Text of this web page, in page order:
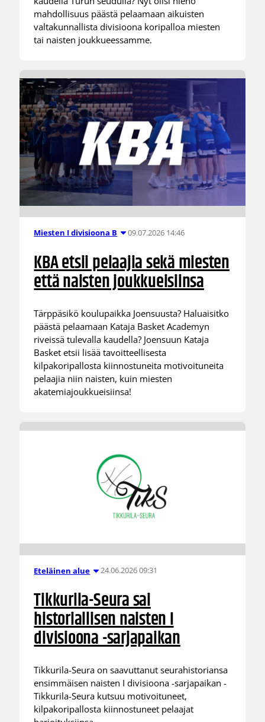
mahdollisuus päästä pelaamaan aikuisten
valtakunnallista divisioona koripalloa miesten
tai naisten joukkueessamme.
Miesten I divisioona B 09.07.2026 14:46
KBA etsii pelaajia sekä miesten
että naisten joukkueisiinsa
Tärppäsikö koulupaikka Joensuusta? Haluaisitko
päästä pelaamaan Kataja Basket Academyn
riveissä tulevalla kaudella? Joensuun Kataja
Basket etsii lisää tavoitteellisesta
kilpakoripallosta kiinnostuneita motivoituneita
pelaajia niin naisten, kuin miesten
akatemiajoukkueisiinsa!
Eteläinen alue 24.06.2026 09:31
Tikkurila-Seura sai
historiallisen naisten I
divisioona -sarjapaikan
Tikkurila-Seura on saavuttanut seurahistoriansa
ensimmäisen naisten I divisioona -sarjapaikan -
Tikkurila-Seura kutsuu motivoituneet,
kilpakoripallosta kiinnostuneet pelaajat